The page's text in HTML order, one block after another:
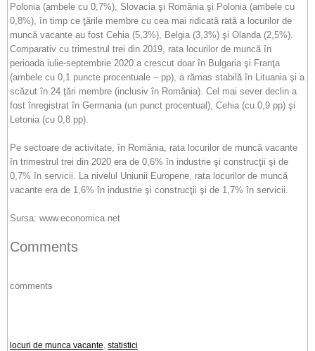
Polonia (ambele cu 0,7%), Slovacia şi România şi Polonia (ambele cu
0,8%), în timp ce ţările membre cu cea mai ridicată rată a locurilor de
muncă vacante au fost Cehia (5,3%), Belgia (3,3%) şi Olanda (2,5%).
Comparativ cu trimestrul trei din 2019, rata locurilor de muncă în
perioada iulie-septembrie 2020 a crescut doar în Bulgaria şi Franţa
(ambele cu 0,1 puncte procentuale – pp), a rămas stabilă în Lituania şi a
scăzut în 24 ţări membre (inclusiv în România). Cel mai sever declin a
fost înregistrat în Germania (un punct procentual), Cehia (cu 0,9 pp) şi
Letonia (cu 0,8 pp).
Pe sectoare de activitate, în România, rata locurilor de muncă vacante
în trimestrul trei din 2020 era de 0,6% în industrie şi construcţii şi de
0,7% în servicii. La nivelul Uniunii Europene, rata locurilor de muncă
vacante era de 1,6% în industrie şi construcţii şi de 1,7% în servicii.
Sursa: www.economica.net
Comments
comments
locuri de munca vacante, statistici